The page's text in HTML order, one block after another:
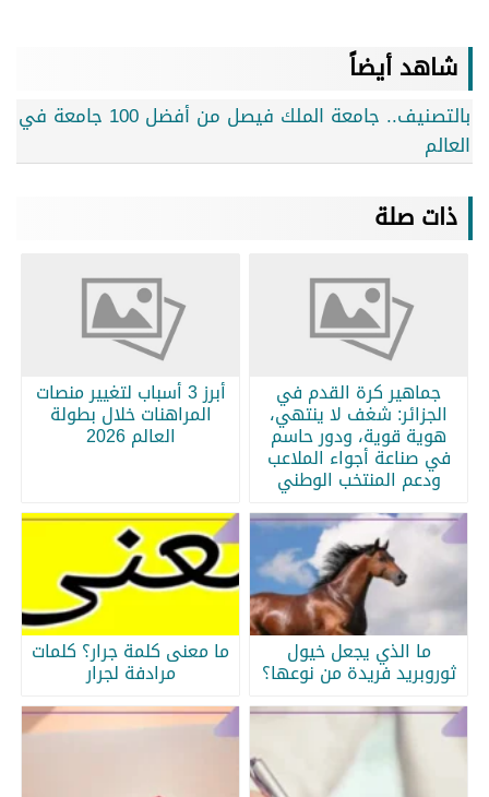
شاهد أيضاً
بالتصنيف.. جامعة الملك فيصل من أفضل 100 جامعة في
العالم
ذات صلة
جماهير كرة القدم في
الجزائر: شغف لا ينتهي،
هوية قوية، ودور حاسم
في صناعة أجواء الملاعب
ودعم المنتخب الوطني
أبرز 3 أسباب لتغيير منصات
المراهنات خلال بطولة
العالم 2026
ما الذي يجعل خيول
ثوروبريد فريدة من نوعها؟
ما معنى كلمة جرار؟ كلمات
مرادفة لجرار